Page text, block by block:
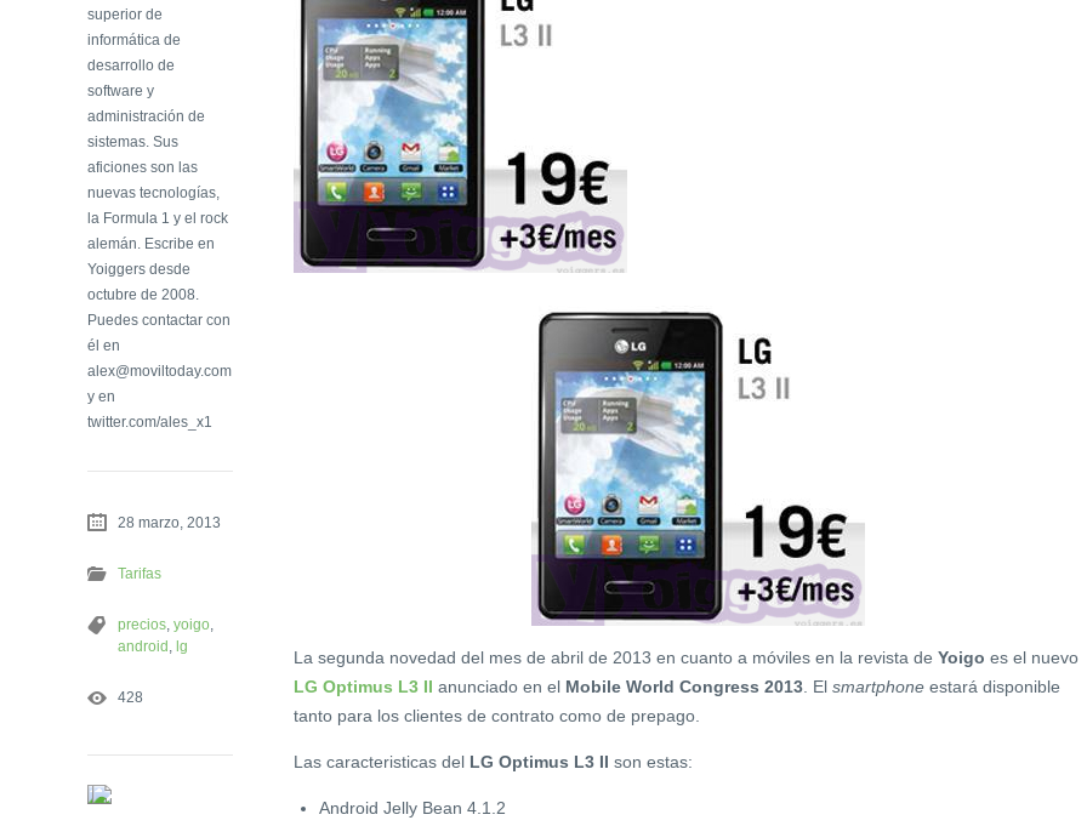
La segunda novedad del mes de abril de 2013 en cuanto a móviles en la revista de Yoigo es el nuevo
LG Optimus L3 II anunciado en el Mobile World Congress 2013 . El smartphone estará disponible
tanto para los clientes de contrato como de prepago.
Las caracteristicas del LG Optimus L3 II son estas:
Android Jelly Bean 4.1.2
superior de
informática de
desarrollo de
software y
administración de
sistemas. Sus
aficiones son las
nuevas tecnologías,
la Formula 1 y el rock
alemán. Escribe en
Yoiggers desde
octubre de 2008.
Puedes contactar con
él en
alex@moviltoday.com
y en
twitter.com/ales_x1
28 marzo, 2013
Tarifas
precios yoigo
android lg
428